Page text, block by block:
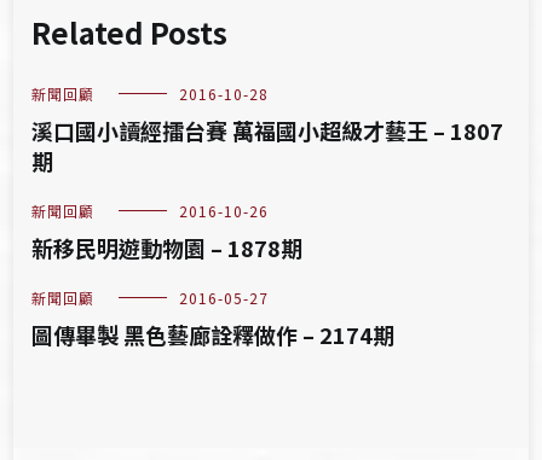
Related Posts
新聞回顧 2016-10-28
溪口國小讀經擂台賽 萬福國小超級才藝王 – 1807
期
新聞回顧 2016-10-26
新移民明遊動物園 – 1878期
新聞回顧 2016-05-27
圖傳畢製 黑色藝廊詮釋做作 – 2174期